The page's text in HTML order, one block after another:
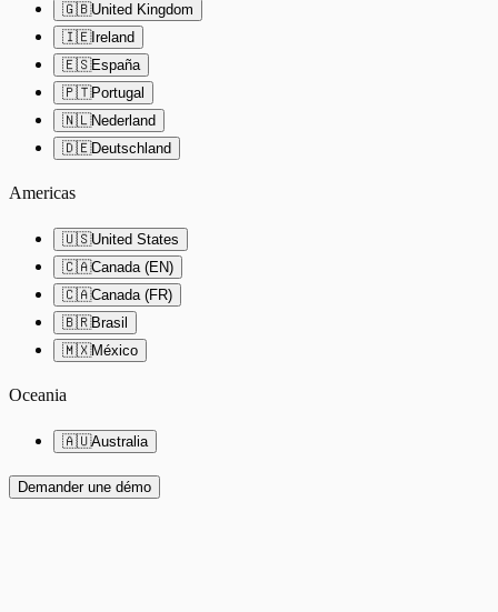
🇬🇧United Kingdom
🇮🇪Ireland
🇪🇸España
🇵🇹Portugal
🇳🇱Nederland
🇩🇪Deutschland
Americas
🇺🇸United States
🇨🇦Canada (EN)
🇨🇦Canada (FR)
🇧🇷Brasil
🇲🇽México
Oceania
🇦🇺Australia
Demander une démo